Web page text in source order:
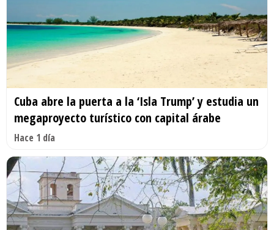
Cuba abre la puerta a la ‘Isla Trump’ y estudia un
megaproyecto turístico con capital árabe
Hace 1 día